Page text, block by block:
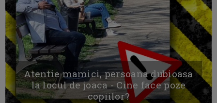
Atentie mamici, persoana dubioasa
la locul de joaca - Cine face poze
copiilor?